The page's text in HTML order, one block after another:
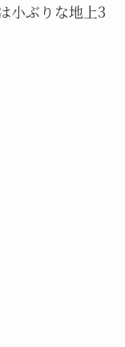
小ぶりな地上3